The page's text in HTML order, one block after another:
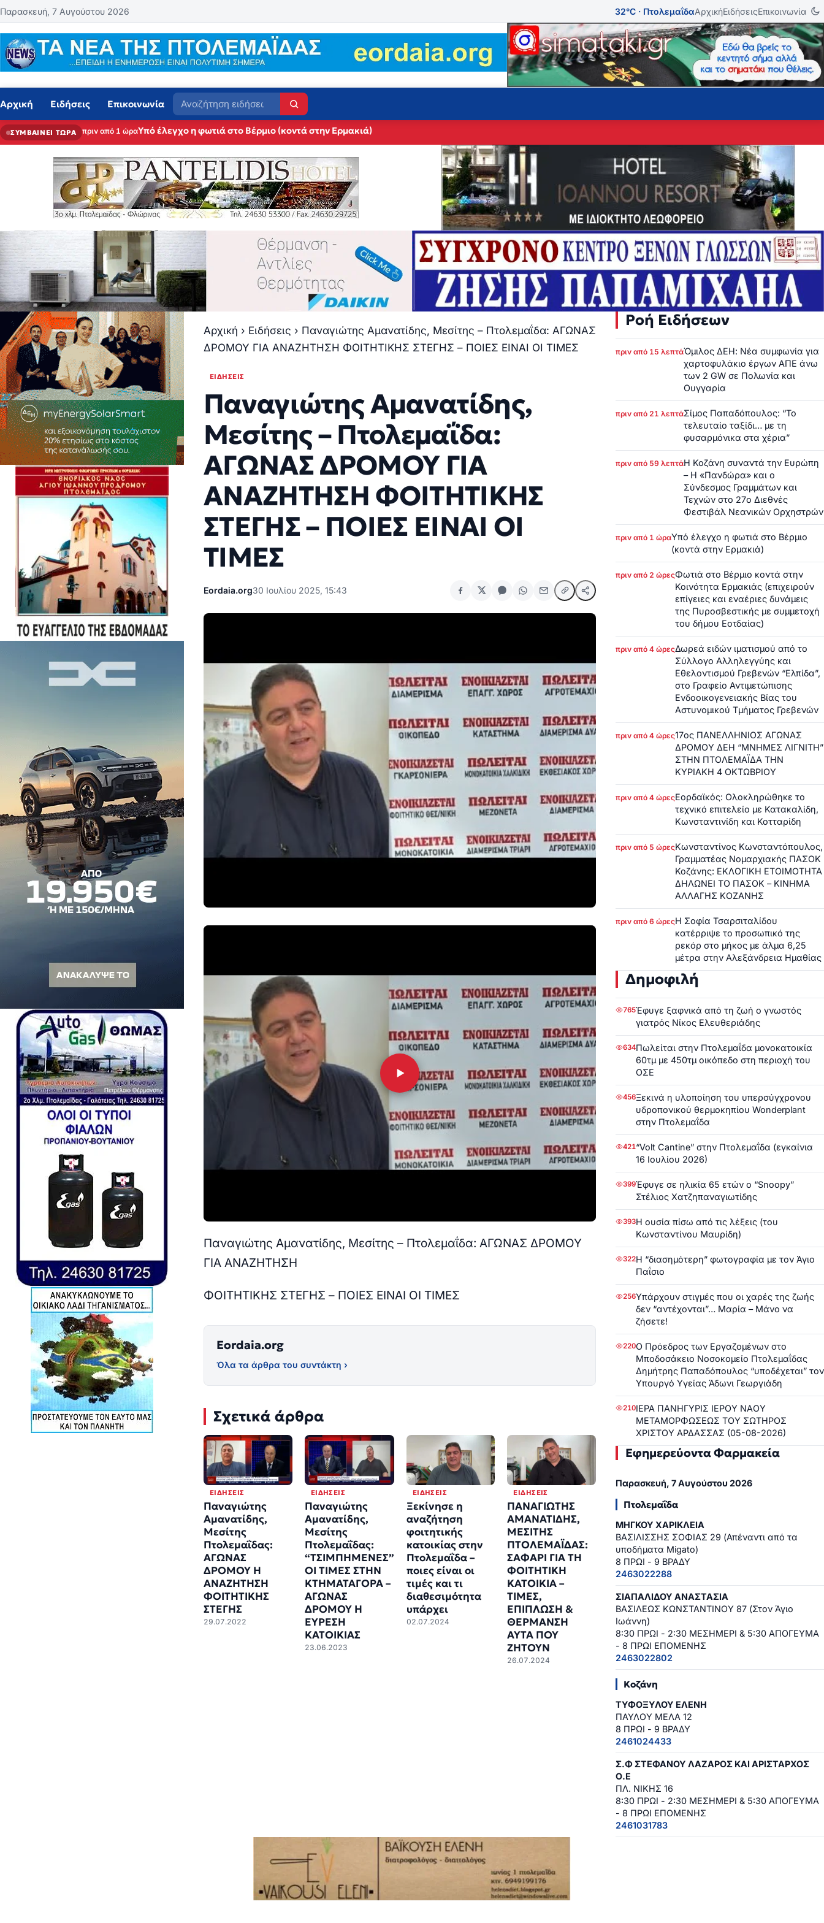
Μετάβαση στο περιεχόμενο
Παρασκευή, 7 Αυγούστου 2026 32°C · ΠτολεμαΐδαΑρχικήΕιδήσειςΕπικοινωνία
Αρχική Ειδήσεις Επικοινωνία Αναζήτηση
ΣΥΜΒΑΙΝΕΙ ΤΩΡΑ πριν από 1 ώραΥπό έλεγχο η φωτιά στο Βέρμιο (κοντά στην Ερμακιά)
Αρχική › Ειδήσεις › Παναγιώτης Αμανατίδης, Μεσίτης – Πτολεμαΐδα: ΑΓΩΝΑΣ
ΔΡΟΜΟΥ ΓΙΑ ΑΝΑΖΗΤΗΣΗ ΦΟΙΤΗΤΙΚΗΣ ΣΤΕΓΗΣ – ΠΟΙΕΣ ΕΙΝΑΙ ΟΙ ΤΙΜΕΣ
ΕΙΔΉΣΕΙΣ
Παναγιώτης Αμανατίδης,
Μεσίτης – Πτολεμαΐδα:
ΑΓΩΝΑΣ ΔΡΟΜΟΥ ΓΙΑ
ΑΝΑΖΗΤΗΣΗ ΦΟΙΤΗΤΙΚΗΣ
ΣΤΕΓΗΣ – ΠΟΙΕΣ ΕΙΝΑΙ ΟΙ
ΤΙΜΕΣ
Eordaia.org30 Ιουλίου 2025, 15:43
Παναγιώτης Αμανατίδης, Μεσίτης – Πτολεμαΐδα: ΑΓΩΝΑΣ ΔΡΟΜΟΥ
ΓΙΑ ΑΝΑΖΗΤΗΣΗ
ΦΟΙΤΗΤΙΚΗΣ ΣΤΕΓΗΣ – ΠΟΙΕΣ ΕΙΝΑΙ ΟΙ ΤΙΜΕΣ
Eordaia.org
Όλα τα άρθρα του συντάκτη ›
Σχετικά άρθρα
ΕΙΔΉΣΕΙΣ
Παναγιώτης
Αμανατίδης,
Μεσίτης
Πτολεμαΐδας:
ΑΓΩΝΑΣ
ΔΡΟΜΟΥ Η
ΑΝΑΖΗΤΗΣΗ
ΦΟΙΤΗΤΙΚΗΣ
ΣΤΕΓΗΣ
29.07.2022
ΕΙΔΉΣΕΙΣ
Παναγιώτης
Αμανατίδης,
Μεσίτης
Πτολεμαΐδας:
“ΤΣΙΜΠΗΜΕΝΕΣ”
ΟΙ ΤΙΜΕΣ ΣΤΗΝ
ΚΤΗΜΑΤΑΓΟΡΑ –
ΑΓΩΝΑΣ
ΔΡΟΜΟΥ Η
ΕΥΡΕΣΗ
ΚΑΤΟΙΚΙΑΣ
23.06.2023
ΕΙΔΉΣΕΙΣ
Ξεκίνησε η
αναζήτηση
φοιτητικής
κατοικίας στην
Πτολεμαΐδα –
ποιες είναι οι
τιμές και τι
διαθεσιμότητα
υπάρχει
02.07.2024
ΕΙΔΉΣΕΙΣ
ΠΑΝΑΓΙΩΤΗΣ
ΑΜΑΝΑΤΙΔΗΣ,
ΜΕΣΙΤΗΣ
ΠΤΟΛΕΜΑΪΔΑΣ:
ΣΑΦΑΡΙ ΓΙΑ ΤΗ
ΦΟΙΤΗΤΙΚΗ
ΚΑΤΟΙΚΙΑ –
ΤΙΜΕΣ,
ΕΠΙΠΛΩΣΗ &
ΘΕΡΜΑΝΣΗ
ΑΥΤΑ ΠΟΥ
ΖΗΤΟΥΝ
26.07.2024
Ροή Ειδήσεων
πριν από 15 λεπτάΌμιλος ΔΕΗ: Νέα συμφωνία για
χαρτοφυλάκιο έργων ΑΠΕ άνω
των 2 GW σε Πολωνία και
Ουγγαρία
πριν από 21 λεπτάΣίμος Παπαδόπουλος: “Το
τελευταίο ταξίδι… με τη
φυσαρμόνικα στα χέρια”
πριν από 59 λεπτάΗ Κοζάνη συναντά την Ευρώπη
– Η «Πανδώρα» και ο
Σύνδεσμος Γραμμάτων και
Τεχνών στο 27ο Διεθνές
Φεστιβάλ Νεανικών Ορχηστρών
πριν από 1 ώραΥπό έλεγχο η φωτιά στο Βέρμιο
(κοντά στην Ερμακιά)
πριν από 2 ώρεςΦωτιά στο Βέρμιο κοντά στην
Κοινότητα Ερμακιάς (επιχειρούν
επίγειες και εναέριες δυνάμεις
της Πυροσβεστικής με συμμετοχή
του δήμου Εοτδαίας)
πριν από 4 ώρεςΔωρεά ειδών ιματισμού από το
Σύλλογο Αλληλεγγύης και
Εθελοντισμού Γρεβενών “Ελπίδα”,
στο Γραφείο Αντιμετώπισης
Ενδοοικογενειακής Βίας του
Αστυνομικού Τμήματος Γρεβενών
πριν από 4 ώρες17ος ΠΑΝΕΛΛΗΝΙΟΣ ΑΓΩΝΑΣ
ΔΡΟΜΟΥ ΔΕΗ “ΜΝΗΜΕΣ ΛΙΓΝΙΤΗ”
ΣΤΗΝ ΠΤΟΛΕΜΑΪΔΑ ΤΗΝ
ΚΥΡΙΑΚΗ 4 ΟΚΤΩΒΡΙΟΥ
πριν από 4 ώρεςΕορδαϊκός: Ολοκληρώθηκε το
τεχνικό επιτελείο με Κατακαλίδη,
Κωνσταντινίδη και Κοτταρίδη
πριν από 5 ώρεςΚωνσταντίνος Κωνσταντόπουλος,
Γραμματέας Νομαρχιακής ΠΑΣΟΚ
Κοζάνης: ΕΚΛΟΓΙΚΗ ΕΤΟΙΜΟΤΗΤΑ
ΔΗΛΩΝΕΙ ΤΟ ΠΑΣΟΚ – ΚΙΝΗΜΑ
ΑΛΛΑΓΗΣ ΚΟΖΑΝΗΣ
πριν από 6 ώρεςΗ Σοφία Τσαρσιταλίδου
κατέρριψε το προσωπικό της
ρεκόρ στο μήκος με άλμα 6,25
μέτρα στην Αλεξάνδρεια Ημαθίας
Δημοφιλή
765Έφυγε ξαφνικά από τη ζωή ο γνωστός
γιατρός Νίκος Ελευθεριάδης
634Πωλείται στην Πτολεμαΐδα μονοκατοικία
60τμ με 450τμ οικόπεδο στη περιοχή του
ΟΣΕ
456Ξεκινά η υλοποίηση του υπερσύγχρονου
υδροπονικού θερμοκηπίου Wonderplant
στην Πτολεμαΐδα
421“Volt Cantine” στην Πτολεμαΐδα (εγκαίνια
16 Ιουλίου 2026)
399Έφυγε σε ηλικία 65 ετών ο “Snoopy”
Στέλιος Χατζηπαναγιωτίδης
393Η ουσία πίσω από τις λέξεις (του
Κωνσταντίνου Μαυρίδη)
322Η “διασημότερη” φωτογραφία με τον Άγιο
Παΐσιο
256Υπάρχουν στιγμές που οι χαρές της ζωής
δεν “αντέχονται”… Μαρία – Μάνο να
ζήσετε!
220Ο Πρόεδρος των Εργαζομένων στο
Μποδοσάκειο Νοσοκομείο Πτολεμαΐδας
Δημήτρης Παπαδόπουλος “υποδέχεται” τον
Υπουργό Υγείας Άδωνι Γεωργιάδη
210ΙΕΡΑ ΠΑΝΗΓΥΡΙΣ ΙΕΡΟΥ ΝΑΟΥ
ΜΕΤΑΜΟΡΦΩΣΕΩΣ ΤΟΥ ΣΩΤΗΡΟΣ
ΧΡΙΣΤΟΥ ΑΡΔΑΣΣΑΣ (05-08-2026)
Εφημερεύοντα Φαρμακεία
Παρασκευή, 7 Αυγούστου 2026
Πτολεμαΐδα
ΜΗΓΚΟΥ ΧΑΡΙΚΛΕΙΑ
ΒΑΣΙΛΙΣΣΗΣ ΣΟΦΙΑΣ 29 (Απέναντι από τα
υποδήματα Migato)
8 ΠΡΩΙ - 9 ΒΡΑΔΥ
2463022288
ΣΙΑΠΑΛΙΔΟΥ ΑΝΑΣΤΑΣΙΑ
ΒΑΣΙΛΕΩΣ ΚΩΝΣΤΑΝΤΙΝΟΥ 87 (Στον Άγιο
Ιωάννη)
8:30 ΠΡΩΙ - 2:30 ΜΕΣΗΜΕΡΙ & 5:30 ΑΠΟΓΕΥΜΑ
- 8 ΠΡΩΙ ΕΠΟΜΕΝΗΣ
2463022802
Κοζάνη
ΤΥΦΟΞΥΛΟΥ ΕΛΕΝΗ
ΠΑΥΛΟΥ ΜΕΛΑ 12
8 ΠΡΩΙ - 9 ΒΡΑΔΥ
2461024433
Σ.Φ ΣΤΕΦΑΝΟΥ ΛΑΖΑΡΟΣ ΚΑΙ ΑΡΙΣΤΑΡΧΟΣ
Ο.Ε
ΠΛ. ΝΙΚΗΣ 16
8:30 ΠΡΩΙ - 2:30 ΜΕΣΗΜΕΡΙ & 5:30 ΑΠΟΓΕΥΜΑ
- 8 ΠΡΩΙ ΕΠΟΜΕΝΗΣ
2461031783